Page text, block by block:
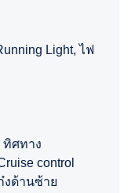
Light, ไฟ
ทิศทาง
control
งด้านซ้าย